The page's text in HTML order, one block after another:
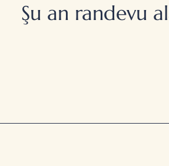
Şu an randevu